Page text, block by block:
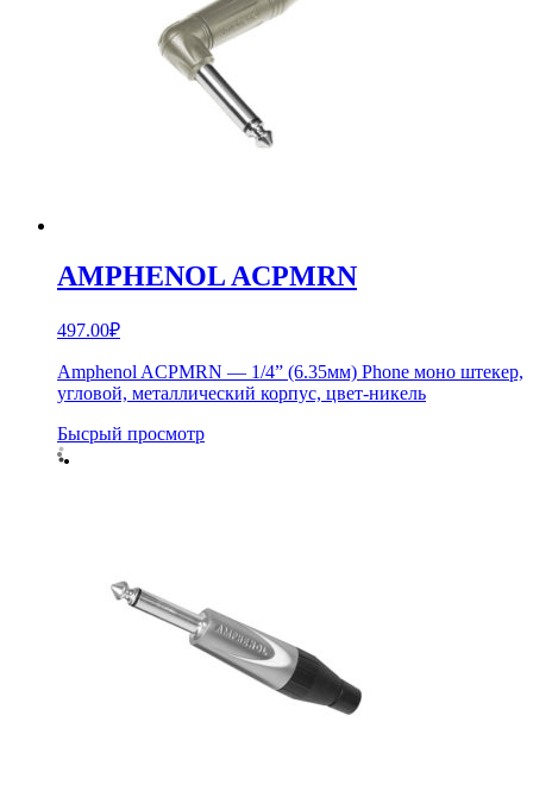
AMPHENOL ACPMRN
497.00₽
Amphenol ACPMRN — 1/4” (6.35мм) Phone моно штекер,
угловой, металлический корпус, цвет-никель
Бысрый просмотр